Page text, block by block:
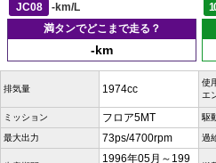
JC08
-km/L
満タンでどこまで走る？
-km
排気量 1974cc
使
エ
ミッション フロア5MT 駆
最大出力 73ps/4700rpm 過
1996年05月～199